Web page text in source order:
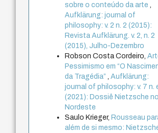
sobre o conteúdo da arte
Aufklärung: journal of
philosophy: v. 2 n. 2 (2015):
Revista Aufklärung. v. 2, n. 2
(2015), Julho-Dezembro
Robson Costa Cordeiro,
Pessimismo em “O
da Tragédia”
,Aufklärung:
journal of philosophy: v. 7 n.
(2021): Dossiê Nietzsche no
Nordeste
Saulo Krieger, Rousseau
além de si mesmo: